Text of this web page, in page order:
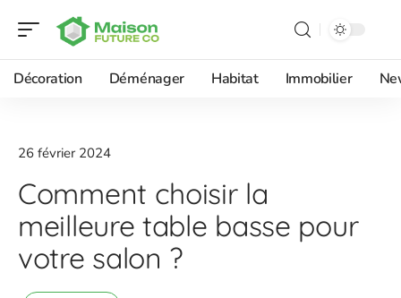
Décoration Déménager Habitat Immobilier
26 février 2024
Comment choisir la
meilleure table basse pour
votre salon ?